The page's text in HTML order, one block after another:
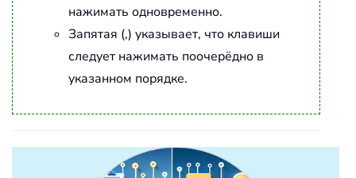
нажимать одновременно.
Запятая (,) указывает, что клавиши
следует нажимать поочерёдно в
указанном порядке.